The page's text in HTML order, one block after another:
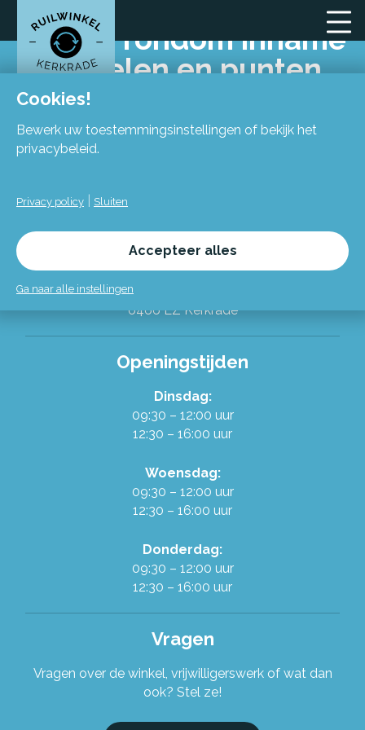
Alles over de Ruilwinkel
Werken in de Ruilwinkel
Stel je vraag!
Regels rondom inname
artikelen en punten
Flexiforum Kerkrade
Spekhofstraat 15
(bij binnenkomst grote trap omhoog)
6466 LZ Kerkrade
Openingstijden
Dinsdag:
09:30 – 12:00 uur
12:30 – 16:00 uur
Woensdag:
09:30 – 12:00 uur
12:30 – 16:00 uur
Donderdag:
09:30 – 12:00 uur
12:30 – 16:00 uur
Vragen
Vragen over de winkel, vrijwilligerswerk of wat dan
ook? Stel ze!
Cookies!
Bewerk uw toestemmingsinstellingen of bekijk het
privacybeleid.
Privacy policy Sluiten
Accepteer alles
Ga naar alle instellingen